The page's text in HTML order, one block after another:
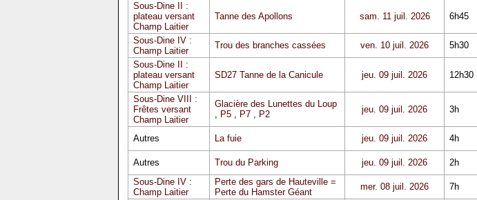
Sous-Dine II :
plateau versant
Champ Laitier
Tanne des Apollons sam. 11 juil. 2026 6h45
Sous-Dine IV :
Champ Laitier
Trou des branches cassées ven. 10 juil. 2026 5h30
Sous-Dine II :
plateau versant
Champ Laitier
SD27 Tanne de la Canicule jeu. 09 juil. 2026 12h30
Sous-Dine VIII :
Frêtes versant
Champ Laitier
Glacière des Lunettes du Loup
, P5, P7, P2 jeu. 09 juil. 2026 3h
Autres La fuie jeu. 09 juil. 2026 4h
Autres
Trou du Parking jeu. 09 juil. 2026 2h
Sous-Dine IV :
Champ Laitier
Perte des gars de Hauteville =
Perte du Hamster Géant
mer. 08 juil. 2026 7h